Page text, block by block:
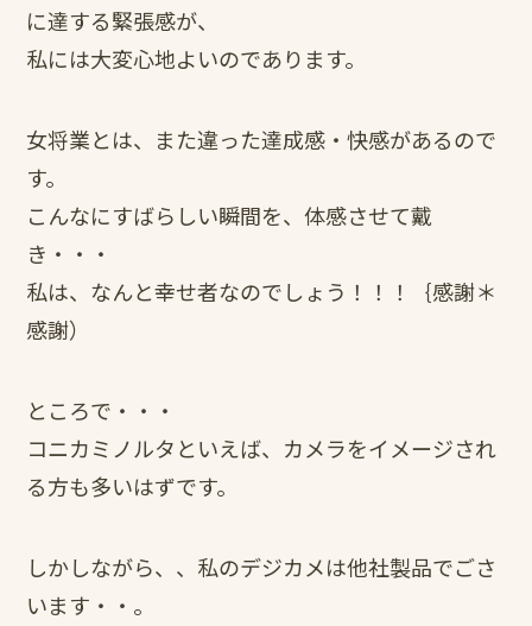
に達する緊張感が、
私には大変心地よいのであります。
女将業とは、また違った達成感・快感があるので
す。
こんなにすばらしい瞬間を、体感させて戴
き・・・
私は、なんと幸せ者なのでしょう！！！｛感謝＊
感謝）
ところで・・・
コニカミノルタといえば、カメラをイメージされ
る方も多いはずです。
しかしながら、、私のデジカメは他社製品でごさ
います・・。